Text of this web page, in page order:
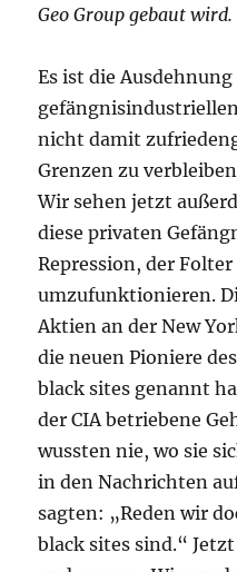
Geo Group gebaut wird.
Es ist die Ausdehnung
nicht damit
Grenzen zu
Wir sehen jetzt
diese privaten
Repression, der Folter
umzufunktionieren.
Aktien an der New
die neuen Pioniere
black sites genannt
der CIA betriebene
wussten nie, wo sie
in den Nachrichten
sagten: „Reden wir
black sites sind.“